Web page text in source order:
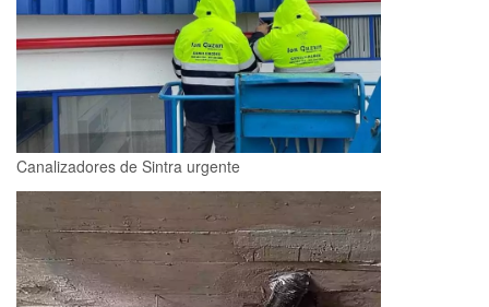
Canalizadores de Sintra urgente